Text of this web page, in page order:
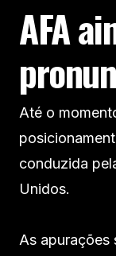
AFA
Até o
conduzida
Unidos.
As apurações